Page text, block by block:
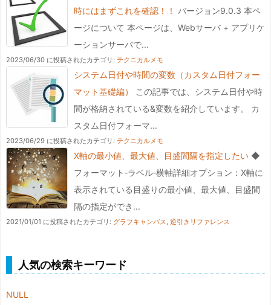
時にはまずこれを確認！！ バージョン9.0.3 本ペ
ージについて 本ページは、Webサーバ + アプリケ
ーションサーバで...
2023/06/30 に投稿されたカテゴリ: テクニカルメモ
システム日付や時間の変数（カスタム日付フォー
マット基礎編）
この記事では、システム日付や時
間が格納されている&変数を紹介しています。 カ
スタム日付フォーマ...
2023/06/29 に投稿されたカテゴリ: テクニカルメモ
X軸の最小値、最大値、目盛間隔を指定したい ◆
フォーマット‐ラベル‐横軸詳細オプション：X軸に
表示されている目盛りの最小値、最大値、目盛間
隔の指定ができ...
2021/01/01 に投稿されたカテゴリ: グラフキャンバス, 逆引きリファレンス
人気の検索キーワード
NULL